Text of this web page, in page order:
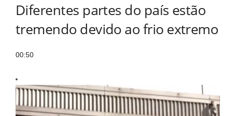
Diferentes partes do país estão
tremendo devido ao frio extremo
00:50